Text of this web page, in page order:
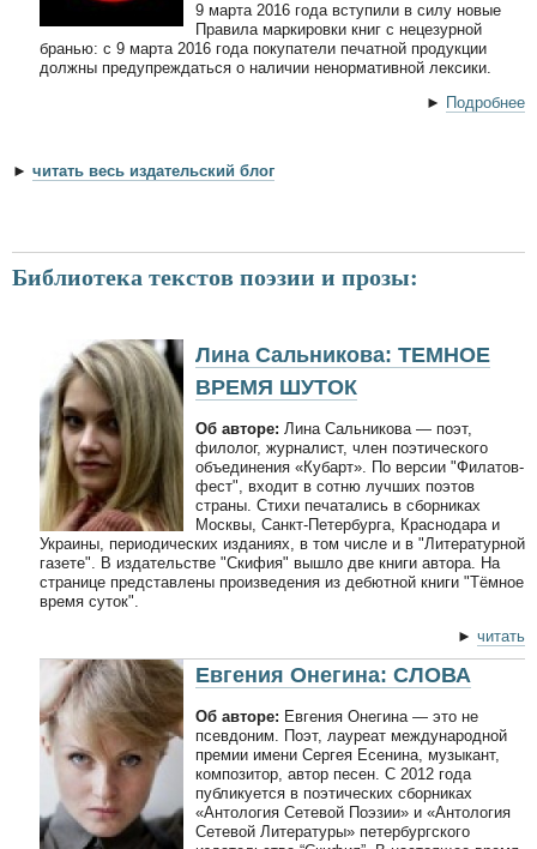
9 марта 2016 года вступили в силу новые
Правила маркировки книг с нецезурной
бранью: с 9 марта 2016 года покупатели печатной продукции
должны предупреждаться о наличии ненормативной лексики.
► Подробнее
► читать весь издательский блог
Библиотека текстов поэзии и прозы:
Лина Сальникова: ТЕМНОЕ
ВРЕМЯ ШУТОК
Об авторе: Лина Сальникова — поэт,
филолог, журналист, член поэтического
объединения «Кубарт». По версии "Филатов-
фест", входит в сотню лучших поэтов
страны. Стихи печатались в сборниках
Москвы, Санкт-Петербурга, Краснодара и
Украины, периодических изданиях, в том числе и в "Литературной
газете". В издательстве "Скифия" вышло две книги автора. На
странице представлены произведения из дебютной книги "Тёмное
время суток".
► читать
Евгения Онегина: СЛОВА
Об авторе: Евгения Онегина — это не
псевдоним. Поэт, лауреат международной
премии имени Сергея Есенина, музыкант,
композитор, автор песен. С 2012 года
публикуется в поэтических сборниках
«Антология Сетевой Поэзии» и «Антология
Сетевой Литературы» петербургского